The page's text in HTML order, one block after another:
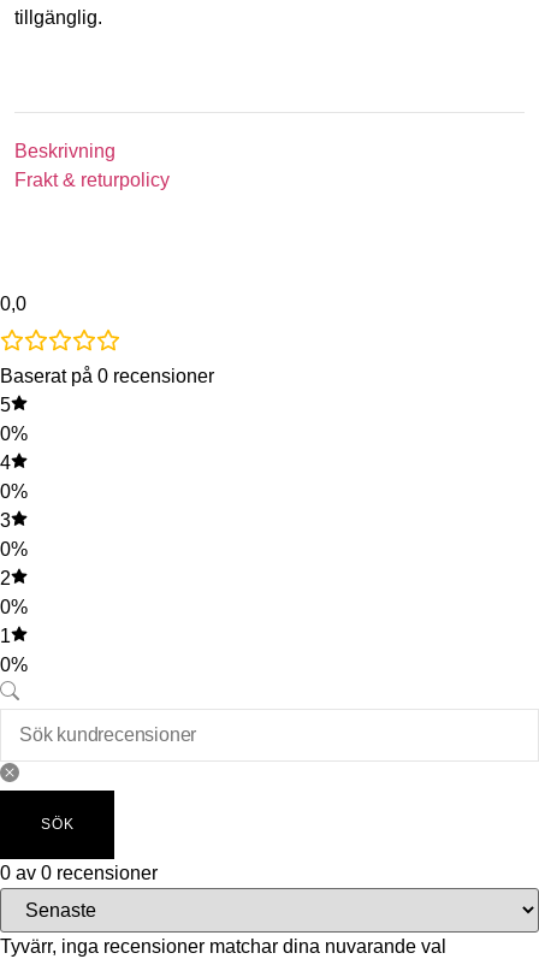
tillgänglig.
Beskrivning
Frakt & returpolicy
0,0
Baserat på 0 recensioner
5
0%
4
0%
3
0%
2
0%
1
0%
SÖK
0 av 0 recensioner
Tyvärr, inga recensioner matchar dina nuvarande val